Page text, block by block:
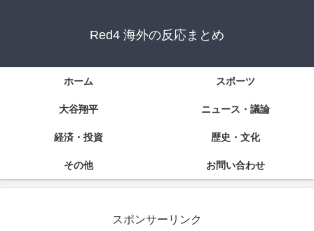
Red4 海外の反応まとめ
ホーム スポーツ
大谷翔平 ニュース・議論
経済・投資 歴史・文化
その他 お問い合わせ
スポンサーリンク